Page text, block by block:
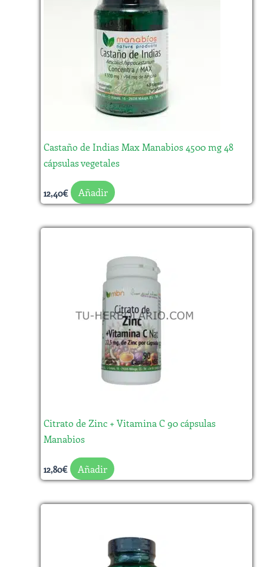
Castaño de Indias Max Manabios 4500 mg 48
cápsulas vegetales
12,40€ Añadir
Citrato de Zinc + Vitamina C 90 cápsulas
Manabios
12,80€ Añadir